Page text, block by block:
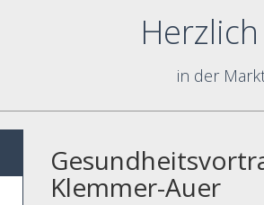
in der
Klemmer-Auer